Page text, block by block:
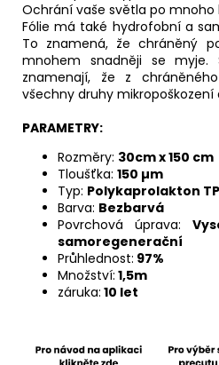
Ochrání vaše světla po mnoho
Fólie má také hydrofobní a
To znamená, že chráněný
mnohem snadněji se myje.
znamenají, že z
všechny druhy mikropoškození
PARAMETRY:
Rozměry: 30cm x 150 cm
Tloušťka: 150 µm
Typ: Polykaprolakton
Barva: Bezbarvá
Povrchová úprava:
samoregenerační
Průhlednost: 97%
Množství: 1,5m
záruka: 10 let